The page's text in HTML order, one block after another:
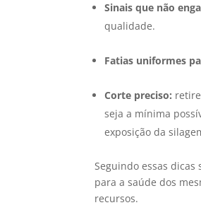
Sinais que não
qualidade.
Fatias uniformes
Corte preciso:
seja a mínima
exposição da
Seguindo essas
para a saúde dos
recursos.